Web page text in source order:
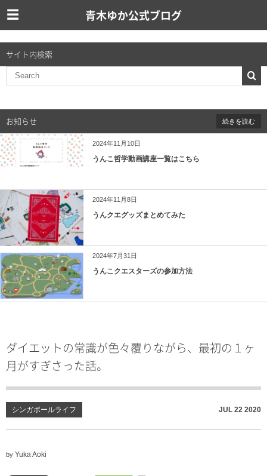
青木ゆか公式ブログ
サイト内検索
お知らせ
2024年11月10日
うんこ哲学動画講座一覧はこちら
2024年11月8日
うんクエグッズまとめてみた
2024年7月31日
うんこクエスターズの参加方法
続きを読む
ダイエットの常識が色々覆りながら、最初の１ヶ
月がすぎさった話。
シンガポールライフ JUL 22 2020
by Yuka Aoki